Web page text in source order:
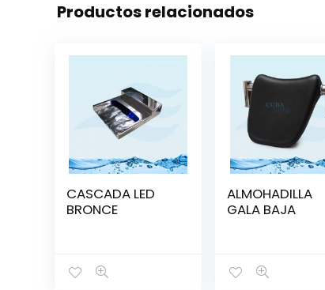
Productos relacionados
CASCADA LED
BRONCE
ALMOHADILLA
GALA BAJA